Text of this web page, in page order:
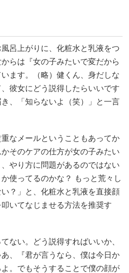
呂上がりに、化粧水と乳液をつ
らは『女の子みたいで変だから
ます。（略）健くん、身だしな
彼女にどう説得したらいいです
、「知らないよ（笑）」と一言
なメールということもあってか
そのケアの仕方が女の子みたい
やり方に問題があるのではない
使ってるのかな？ もっと荒々し
？」と、化粧水と乳液を直接顔
いてなじませる方法を推奨す
ない。どう説得すればいいか、
、『君が言うなら、僕は今日か
。でもそうすることで僕の顔が